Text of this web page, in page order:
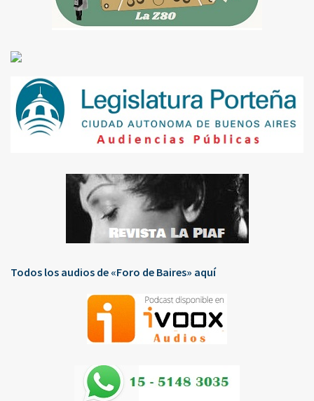
Todos los audios de «Foro de Baires» aquí